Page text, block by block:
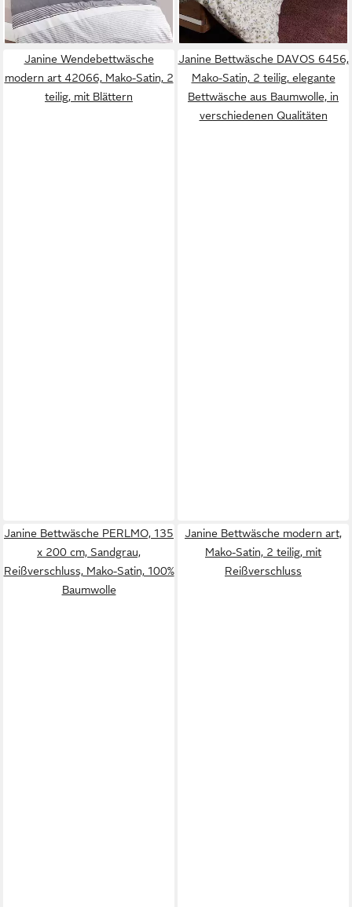
-32%
lieferbar - in 3-4 Werktagen bei dir lieferbar - in 1-2 Werktagen bei dir
Janine Wendebettwäsche
modern art 42066, Mako-Satin, 2
teilig, mit Blättern
Janine Bettwäsche DAVOS 6456,
Mako-Satin, 2 teilig, elegante
Bettwäsche aus Baumwolle, in
verschiedenen Qualitäten
Janine Bettwäsche PERLMO, 135
x 200 cm, Sandgrau,
Reißverschluss, Mako-Satin, 100%
Baumwolle
Janine Bettwäsche modern art,
Mako-Satin, 2 teilig, mit
Reißverschluss